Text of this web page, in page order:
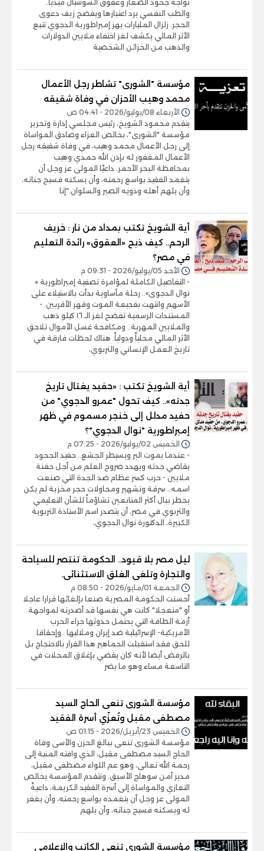
تواجه جحود الصغار وعقوق السوشيال ميديا..
والطب النفسي يرد اعتبارها ويفضح زيف دعوى
الحجر. زلزال المليارات يهز إمبراطورية الدجوي تتبع
الأثر المالي يكشف لغز اختفاء ملايين الدولارات
والذهب من الخزائن الشخصية
مؤسسة "الشورى" تشاطر رجل الأعمال
محمد وهيب الأحزان في وفاة شقيقه
الأربعاء 08/يوليو/2026 - 04:41 ص
يتقدم محمود الشويخ، رئيس مجلسي إدارة وتحرير
مؤسسة "الشورى"، بخالص العزاء وصادق المواساة
إلى رجل الأعمال محمد وهيب، في وفاة شقيقه رجل
الأعمال المغفور له بإذن الله حمدي وهيب
بمحافظة البحر الأحمر. داعيًا المولى عز وجل أن
يتغمد الفقيد بواسع رحمته، وأن يسكنه فسيح جناته،
وأن يلهم أهله وذويه الصبر والسلوان."إنا
أية الشويخ تكتب بمداد من نار : خريف
الرحم.. كيف ذبح «العقوق» رائدة التعليم
في مصر؟
الأحد 05/يوليو/2026 - 09:31 م
- التفاصيل الكاملة لمؤامرة تصفية إمبراطورية «
نوال الدجوى».. رحلة مأساوية بدأت بالاستيلاء على
الأسهم وانتهت بفجيعة الموت وقهر الأقربين. -
المستندات الرسمية تفضح لغز الـ ١٦ كيلو ذهب
والملايين المهربة.. ومكافحة غسل الأموال تلاحق
الأثر المالي محلياً ودولياً. هناك لحظات فارقة في
تاريخ العمل الإنساني والتربوي،
أية الشويخ تكتب : «حفيد يغتال تاريخ
جدته».. كيف تحول "عمرو الدجوي" من
حفيد مدلل إلى خنجر مسموم في ظهر
إمبراطورية "نوال الدجوي"؟
الخميس 02/يوليو/2026 - 07:25 م
- عندما يموت البر ويسيطر الجشع.. حفيد الجحود
يقاضي جدته ويهدد صروح العلم من أجل حفنة
ملايين - حرب كسر عظام ضد الجدة التي صنعت
اسمه.. سرقة وتشهير ومحاولات حجر مخزية لم يكن
يخطر ببال أكثر المتابعين تشاؤماً للشأن التعليمي
والتربوي في مصر، أن يتصدر اسم الأستاذة التربوية
الكبيرة، الدكتورة نوال الدجوي،
ليل مصر بلا قيود.. الحكومة تنتصر للسياحة
والتجارة وتلغى الغلق الاستثنائى.
الجمعة 01/مايو/2026 - 08:50 م
أحسنت الحكومة المصرية صنعا بإلغائها قرارا عاجلا
أو "متعجلا" كانت هي نفسها قد أصدرته لمواجهة
أزمة الطاقة التي يحتمل حدوثها جراء الحرب
الأمريكية- الإسرائيلية ضد إيران وملاليها . وإحقاقا
للحق فقد استقبلت الجماهير هذا القرار بالاحتجاج بل
بالرفض أيضا لأنه كان يقضي بإغلاق المحلات في
التاسعة مساء وهو ما يضر
مؤسسة الشورى تنعى الحاج السيد
مصطفى مقبل وتُعزّي أسرة الفقيد
الخميس 23/أبريل/2026 - 01:15 ص
مؤسسة الشورى تنعى ببالغ الحزن والأسى وفاة
الحاج السيد مصطفى مقبل، الذي وافته المنية إلى
رحمة الله تعالى، وهو عم اللواء مصطفى مقبل،
مدير أمن سوهاج الأسبق. وتتقدم المؤسسة بخالص
التعازي والمواساة إلى أسرة الفقيد الكريمة، داعيةً
المولى عز وجل أن يتغمده بواسع رحمته، وأن يغفر
له ويسكنه فسيح جناته، وأن يلهم
مؤسسة الشورى تنعى الكاتب والإعلامى